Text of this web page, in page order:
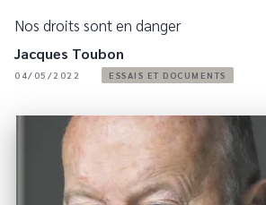
Nos droits sont en danger
Jacques Toubon
04/05/2022 ESSAIS ET DOCUMENTS